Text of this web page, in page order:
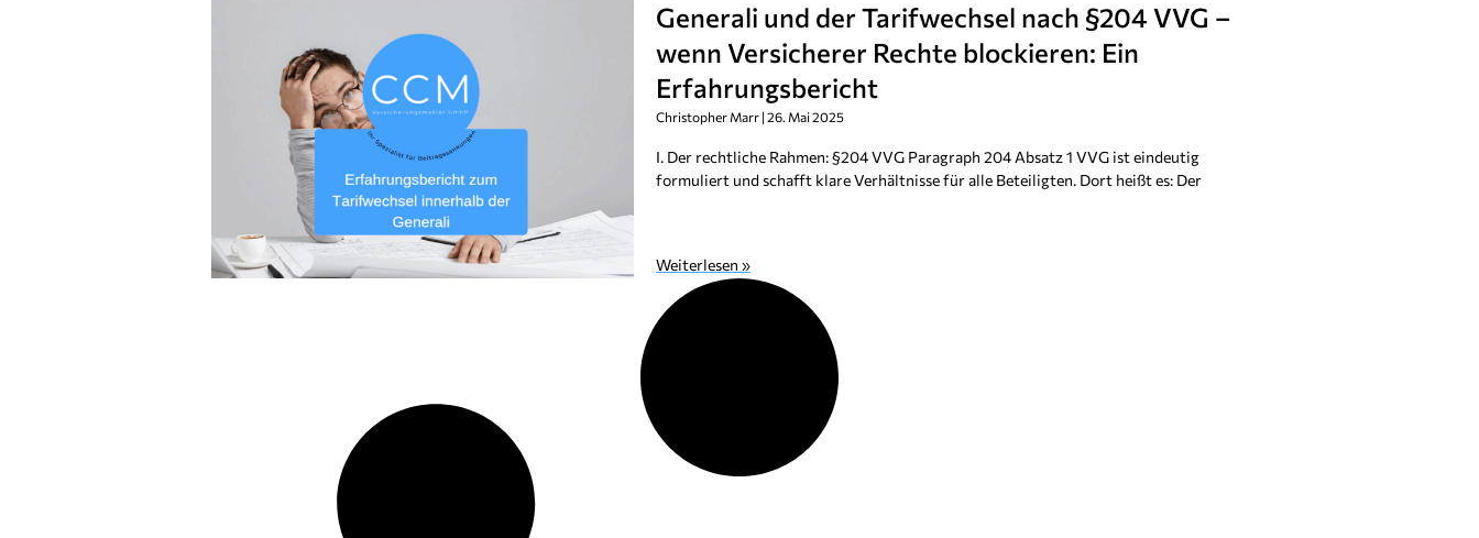
Generali und der Tarifwechsel nach §204 VVG –
wenn Versicherer Rechte blockieren: Ein
Erfahrungsbericht
Christopher Marr 26. Mai 2025
I. Der rechtliche Rahmen: §204 VVG Paragraph 204 Absatz 1 VVG ist eindeutig
formuliert und schafft klare Verhältnisse für alle Beteiligten. Dort heißt es: Der
Weiterlesen »